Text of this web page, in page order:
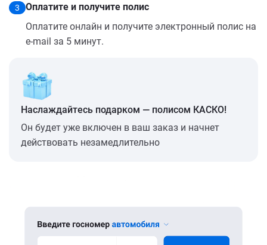
3
Оплатите и получите полис
Оплатите онлайн и получите электронный полис на
e-mail за 5 минут.
Наслаждайтесь подарком — полисом КАСКО!
Он будет уже включен в ваш заказ и начнет
действовать незамедлительно